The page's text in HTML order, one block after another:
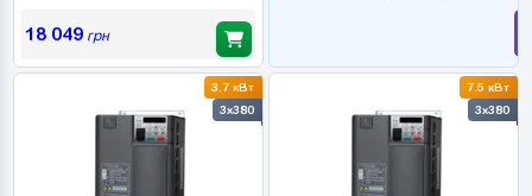
18 049грн
3.7 кВт
3x380
7.5 кВт
3x380